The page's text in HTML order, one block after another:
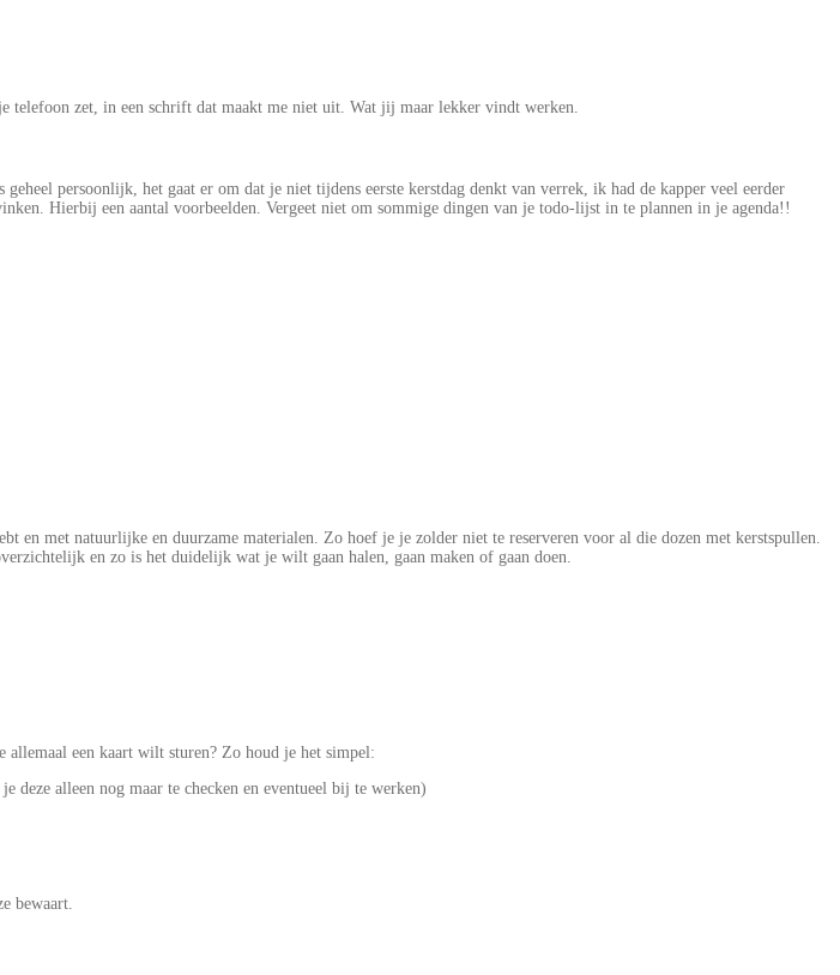
telefoon zet, in een schrift dat maakt me niet uit. Wat jij maar lekker vindt werken.
persoonlijk, het gaat er om dat je niet tijdens eerste kerstdag denkt van verrek, ik had de kapper veel eerder
Hierbij een aantal voorbeelden. Vergeet niet om sommige dingen van je todo-lijst in te plannen in je agenda!!
en met natuurlijke en duurzame materialen. Zo hoef je je zolder niet te reserveren voor al die dozen met kerstspullen.
en zo is het duidelijk wat je wilt gaan halen, gaan maken of gaan doen.
allemaal een kaart wilt sturen? Zo houd je het simpel:
deze alleen nog maar te checken en eventueel bij te werken)
bewaart.